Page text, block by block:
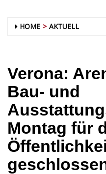
HOME AKTUELL
Verona:
Bau- und
Montag für